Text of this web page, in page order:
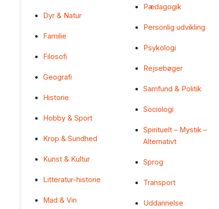
Dyr & Natur
Familie
Filosofi
Geografi
Historie
Hobby & Sport
Krop & Sundhed
Kunst & Kultur
Litteratur-historie
Mad & Vin
Pædagogik
Personlig udvikling
Psykologi
Rejsebøger
Samfund & Politik
Sociologi
Spirituelt – Mystik –
Alternativt
Sprog
Transport
Uddannelse